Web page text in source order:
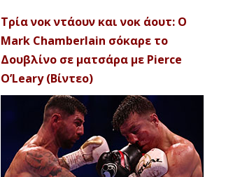
Τρία νοκ ντάουν και νοκ άουτ: Ο
Mark Chamberlain σόκαρε το
Δουβλίνο σε ματσάρα με Pierce
O’Leary (Βίντεο)